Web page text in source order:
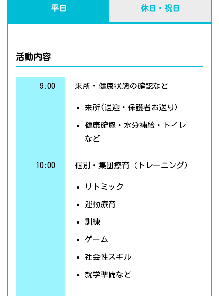
平日 休日・祝日
活動内容
9:00 来所・健康状態の確認など
来所(送迎・保護者お送り)
健康確認・水分補給・トイレ
など
10:00 個別・集団療育（トレーニング）
リトミック
運動療育
訓練
ゲーム
社会性スキル
就学準備など